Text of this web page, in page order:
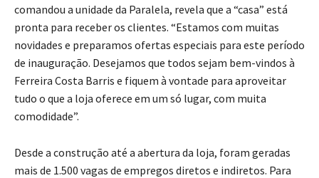
comandou a unidade da Paralela, revela que a “casa” está
pronta para receber os clientes. “Estamos com muitas
novidades e preparamos ofertas especiais para este período
de inauguração. Desejamos que todos sejam bem-vindos à
Ferreira Costa Barris e fiquem à vontade para aproveitar
tudo o que a loja oferece em um só lugar, com muita
comodidade”.
Desde a construção até a abertura da loja, foram geradas
mais de 1.500 vagas de empregos diretos e indiretos. Para